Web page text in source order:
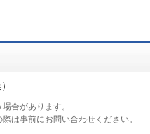
合があります。
は事前にお問い合わせください。